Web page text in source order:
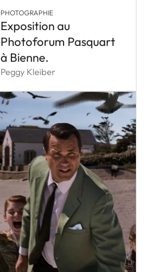
PHOTOGRAPHIE
Exposition au
Photoforum Pasquart
à Bienne.
Peggy Kleiber